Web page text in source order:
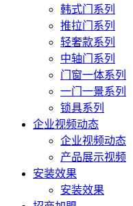
韩式门系列
推拉门系列
轻奢款系列
中轴门系列
门窗一体系列
一门一景系列
锁具系列
企业视频动态
企业视频动态
产品展示视频
安装效果
安装效果